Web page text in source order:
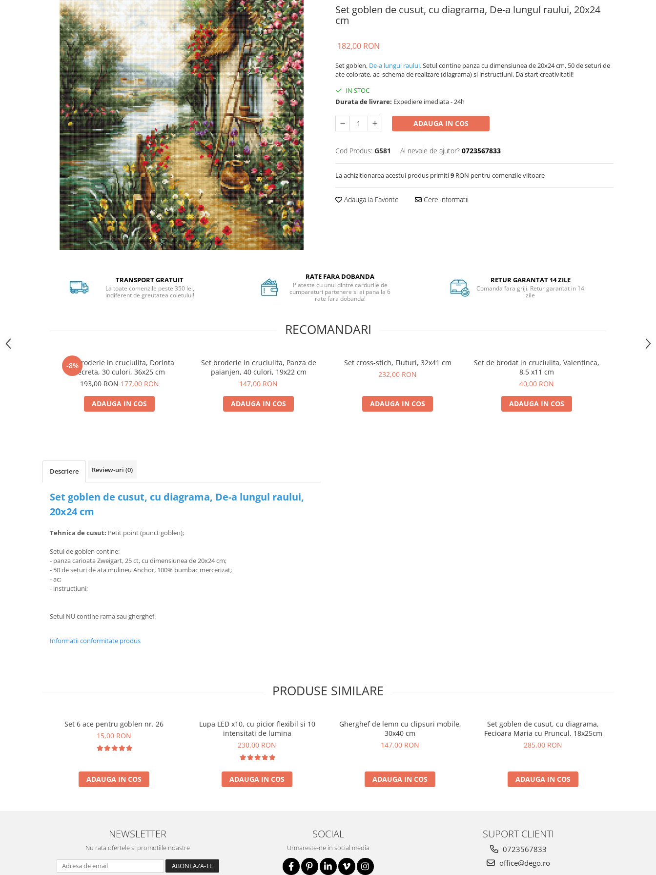
Set goblen de cusut, cu diagrama, De-a lungul raului, 20x24
cm
Facebook
182,00 RON
Set goblen, De-a lungul raului.Setul contine panza cu dimensiunea de 20x24 cm, 50 de seturi de
ate colorate, ac, schema de realizare (diagrama) si instructiuni. Da start creativitatii!
IN STOC
Durata de livrare: Expediere imediata - 24h
ADAUGA IN COS
Cod Produs: G581 Ai nevoie de ajutor? 0723567833
La achizitionarea acestui produs primiti9 RON pentru comenzile viitoare
Adauga la Favorite Cere informatii
TRANSPORT GRATUIT
La toate comenzile peste 350 lei,
indiferent de greutatea coletului!
RATE FARA DOBANDA
Plateste cu unul dintre cardurile de
cumparaturi partenere si ai pana la 6
rate fara dobanda!
RETUR GARANTAT 14 ZILE
Comanda fara griji. Retur garantat in 14
zile
RECOMANDARI
-8%
Set broderie in cruciulita, Dorinta
secreta, 30 culori, 36x25 cm
193,00 RON177,00 RON
ADAUGA IN COS
Set broderie in cruciulita, Panza de
paianjen, 40 culori, 19x22 cm
147,00 RON
ADAUGA IN COS
Set cross-stich, Fluturi, 32x41 cm
232,00 RON
ADAUGA IN COS
Set de brodat in cruciulita, Valentinca,
8,5 x11 cm
40,00 RON
ADAUGA IN COS
Descriere Review-uri (0)
Set goblen de cusut, cu diagrama, De-a lungul raului,
20x24 cm
Tehnica de cusut: Petit point (punct goblen);
Setul de goblen contine:
- panza carioata Zweigart, 25 ct, cu dimensiunea de 20x24 cm;
- 50 de seturi de ata mulineu Anchor, 100% bumbac mercerizat;
- ac;
- instructiuni;
Setul NU contine rama sau gherghef.
Informatii conformitate produs
PRODUSE SIMILARE
Set 6 ace pentru goblen nr. 26
15,00 RON
ADAUGA IN COS
Lupa LED x10, cu picior flexibil si 10
intensitati de lumina
230,00 RON
ADAUGA IN COS
Gherghef de lemn cu clipsuri mobile,
30x40 cm
147,00 RON
ADAUGA IN COS
Set goblen de cusut, cu diagrama,
Fecioara Maria cu Pruncul, 18x25cm
285,00 RON
ADAUGA IN COS
NEWSLETTER
Nu rata ofertele si promotiile noastre
SOCIAL
Urmareste-ne in social media
SUPORT CLIENTI
0723567833
office@dego.ro